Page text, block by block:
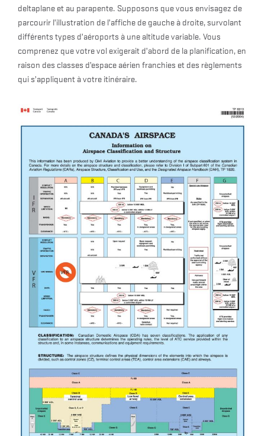
deltaplane et au parapente. Supposons que vous envisagez de
parcourir l’illustration de l’affiche de gauche à droite, survolant
différents types d’aéroports à une altitude variable. Vous
comprenez que votre vol exigerait d’abord de la planification, en
raison des classes d’espace aérien franchies et des règlements
qui s’appliquent à votre itinéraire.